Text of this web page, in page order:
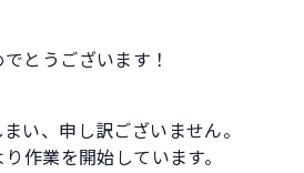
とうございます！
い、申し訳ございません。
作業を開始しています。